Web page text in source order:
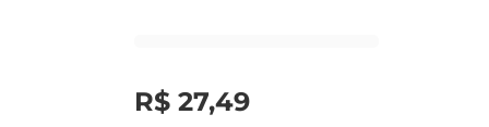
R$ 27,49